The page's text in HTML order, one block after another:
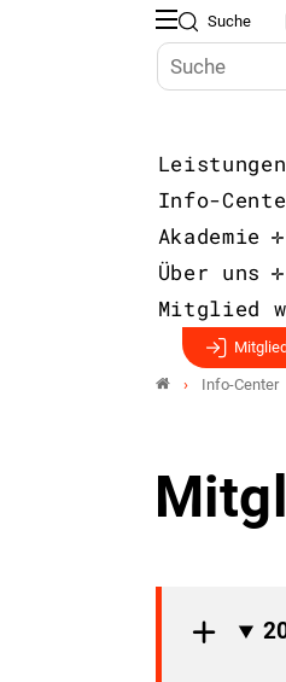
Suche
Leistungen
Info-
Akademie
Über uns
Mitglied
Info-Center